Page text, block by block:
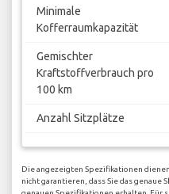
Minimale
Kofferraumkapazität
Gemischter
Kraftstoffverbrauch pro
100 km
Anzahl Sitzplätze
Die angezeigten Spezifikationen
nicht garantieren, dass Sie das genaue